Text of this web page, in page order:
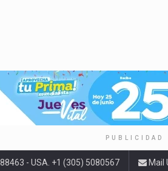
PUBLICIDAD
- USA. +1 (305) 5080567 Mail